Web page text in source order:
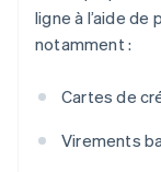
ligne à l’aide
notamment :
Cartes de
Virements